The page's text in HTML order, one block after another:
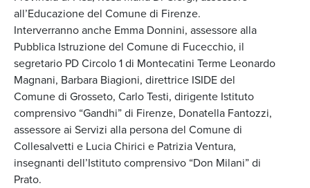
all’Educazione del Comune di Firenze.
Interverranno anche Emma Donnini, assessore alla
Pubblica Istruzione del Comune di Fucecchio, il
segretario PD Circolo 1 di Montecatini Terme Leonardo
Magnani, Barbara Biagioni, direttrice ISIDE del
Comune di Grosseto, Carlo Testi, dirigente Istituto
comprensivo “Gandhi” di Firenze, Donatella Fantozzi,
assessore ai Servizi alla persona del Comune di
Collesalvetti e Lucia Chirici e Patrizia Ventura,
insegnanti dell’Istituto comprensivo “Don Milani” di
Prato.